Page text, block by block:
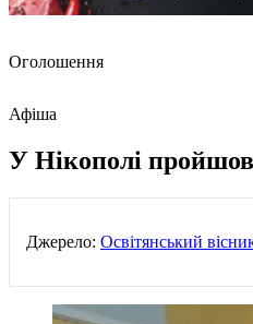
Оголошення
Афіша
У Нікополі пройшов
Джерело: Освітянський